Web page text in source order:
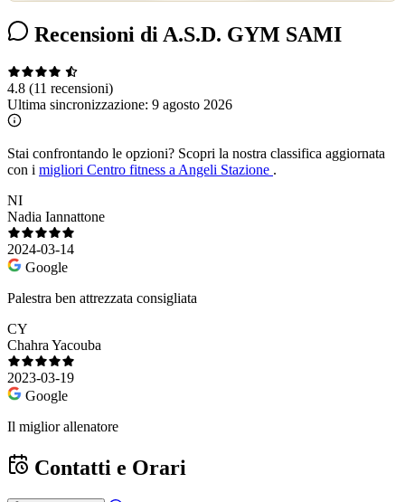
Recensioni di A.S.D. GYM SAMI
4.8 (11 recensioni)
Ultima sincronizzazione: 9 agosto 2026
Stai confrontando le opzioni? Scopri la nostra classifica aggiornata
con i migliori Centro fitness a Angeli Stazione .
NI
Nadia Iannattone
2024-03-14
Google
Palestra ben attrezzata consigliata
CY
Chahra Yacouba
2023-03-19
Google
Il miglior allenatore
Contatti e Orari